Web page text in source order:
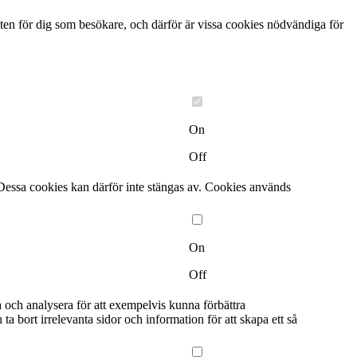
för dig som besökare, och därför är vissa cookies nödvändiga för
On
Off
cookies kan därför inte stängas av. Cookies används
On
Off
analysera för att exempelvis kunna förbättra
bort irrelevanta sidor och information för att skapa ett så